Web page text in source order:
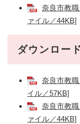
奈良市教
ァイル／44KB]
ダウンロー
奈良市教
イル／57KB]
奈良市教
ァイル／44KB]